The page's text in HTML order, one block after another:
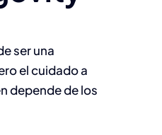
ser una
el cuidado a
depende de los